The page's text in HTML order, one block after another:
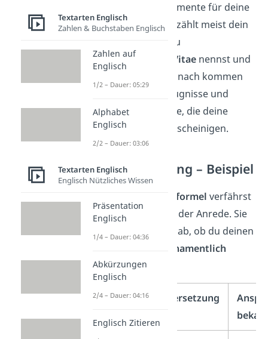
zusätzlichen Dokumente für deine
Bewerbung. Dazu zählt meist dein
, den du
auchCurriculum Vitae nennst und
abkürzt. Danach kommen
eventuell noch Zeugnisse und
andere Dokumente, die deine
Qualifikationen bescheinigen.
Verabschiedung – Beispiel
Abschiedsformel verfährst
du ähnlich wie mit der Anrede. Sie
hängt auch davon ab, ob du deinen
namentlich
kennst oder nicht.
Englisch Übersetzung
Textarten Englisch
Zahlen & Buchstaben Englisch
Zahlen auf
Englisch
1/2 – Dauer: 05:29
Alphabet
Englisch
2/2 – Dauer: 03:06
Textarten Englisch
Englisch Nützliches Wissen
Präsentation
Englisch
1/4 – Dauer: 04:36
Abkürzungen
Englisch
2/4 – Dauer: 04:16
Englisch Zitieren